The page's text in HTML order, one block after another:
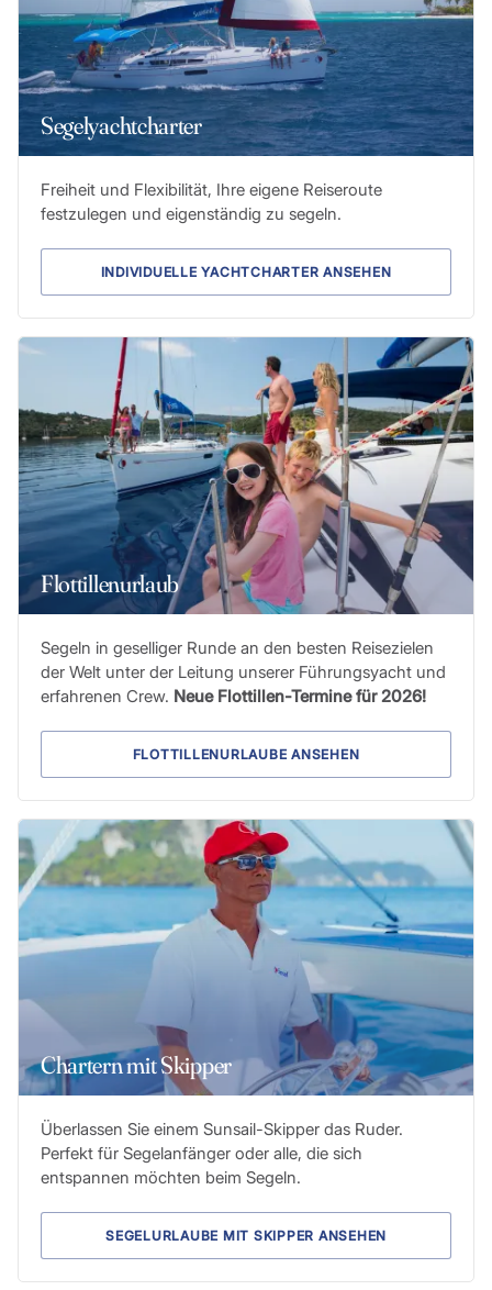
Segelyachtcharter
Freiheit und Flexibilität, Ihre eigene Reiseroute
festzulegen und eigenständig zu segeln.
INDIVIDUELLE YACHTCHARTER ANSEHEN
Flottillenurlaub
Segeln in geselliger Runde an den besten Reisezielen
der Welt unter der Leitung unserer Führungsyacht und
erfahrenen Crew. Neue Flottillen-Termine für 2026!
FLOTTILLENURLAUBE ANSEHEN
Chartern mit Skipper
Überlassen Sie einem Sunsail-Skipper das Ruder.
Perfekt für Segelanfänger oder alle, die sich
entspannen möchten beim Segeln.
SEGELURLAUBE MIT SKIPPER ANSEHEN